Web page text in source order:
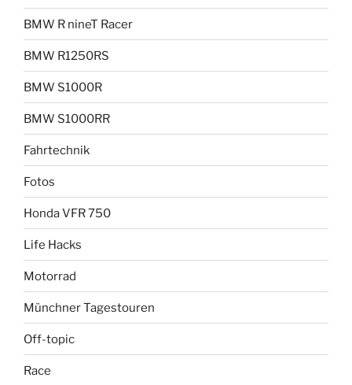
BMW R nineT Racer
BMW R1250RS
BMW S1000R
BMW S1000RR
Fahrtechnik
Fotos
Honda VFR 750
Life Hacks
Motorrad
Münchner Tagestouren
Off-topic
Race